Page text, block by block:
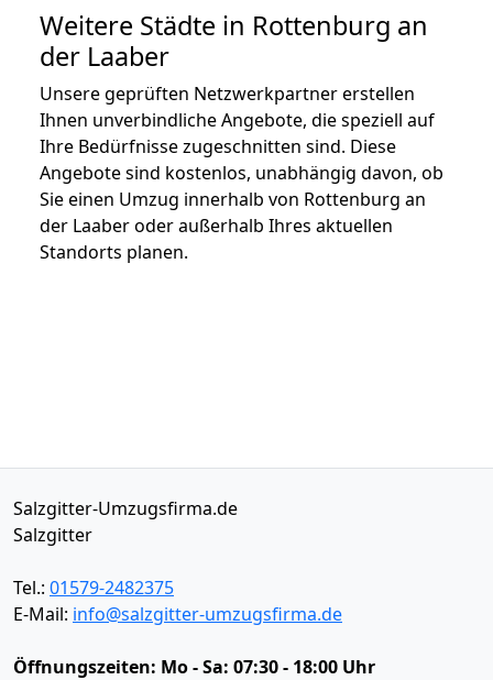
Weitere Städte in Rottenburg an
der Laaber
Unsere geprüften Netzwerkpartner erstellen
Ihnen unverbindliche Angebote, die speziell auf
Ihre Bedürfnisse zugeschnitten sind. Diese
Angebote sind kostenlos, unabhängig davon, ob
Sie einen Umzug innerhalb von Rottenburg an
der Laaber oder außerhalb Ihres aktuellen
Standorts planen.
Salzgitter-Umzugsfirma.de
Salzgitter
Tel.: 01579-2482375
E-Mail: info@salzgitter-umzugsfirma.de
Öffnungszeiten: Mo - Sa: 07:30 - 18:00 Uhr